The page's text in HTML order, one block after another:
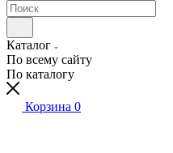
Каталог
По всему сайту
По каталогу
Корзина 0